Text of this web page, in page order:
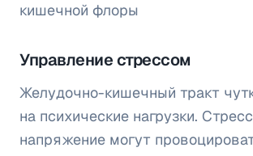
кишечной флоры
Управление стрессом
Желудочно-кишечный тракт
на психические нагрузки.
напряжение могут